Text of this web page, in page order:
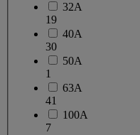
32A
19
40A
30
50A
1
63A
41
100A
7